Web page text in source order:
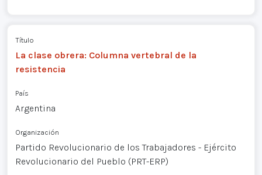
Título
La clase obrera: Columna vertebral de la
resistencia
País
Argentina
Organización
Partido Revolucionario de los Trabajadores - Ejército
Revolucionario del Pueblo (PRT-ERP)